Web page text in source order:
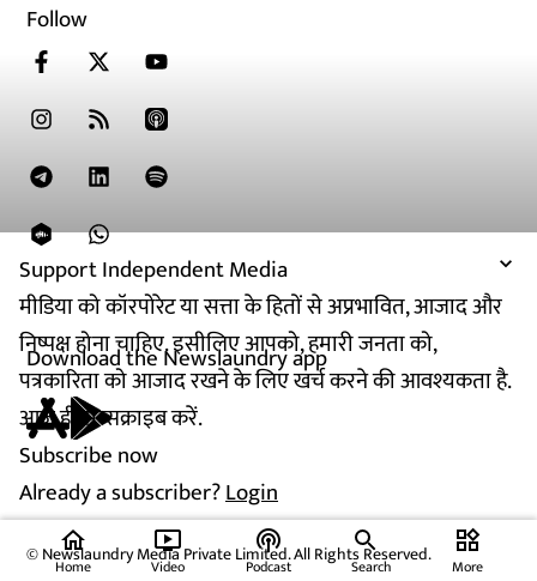
Support Independent Media
मीडिया को कॉरपोरेट या सत्ता के हितों से अप्रभावित, आजाद और
निष्पक्ष होना चाहिए. इसीलिए आपको, हमारी जनता को,
पत्रकारिता को आजाद रखने के लिए खर्च करने की आवश्यकता है.
आज ही सब्सक्राइब करें.
Subscribe now
Already a subscriber?Login
Follow
Download the Newslaundry app
© Newslaundry Media Private Limited. All Rights Reserved.
home
Home
ondemand_video
Video
podcasts
Podcast Search
widgets
More